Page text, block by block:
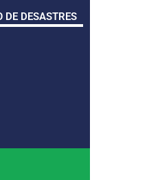
DE DESASTRES